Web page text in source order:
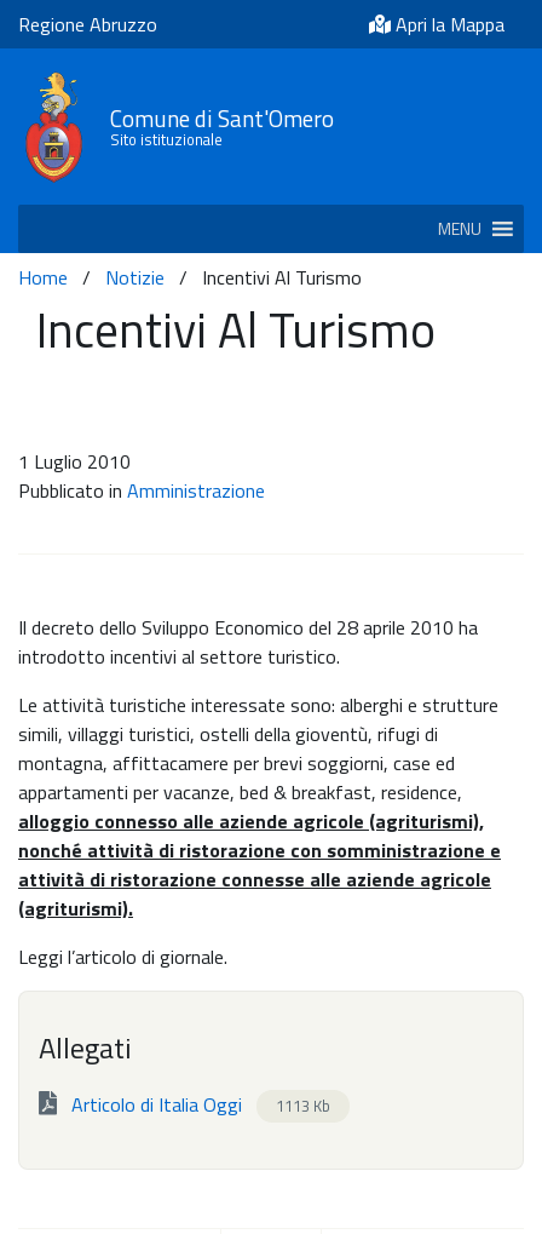
Regione Abruzzo Apri la Mappa
Comune di Sant'Omero
Sito istituzionale
MENU
Home / Notizie / Incentivi Al Turismo
Incentivi Al Turismo
1 Luglio 2010
Pubblicato in Amministrazione
Il decreto dello Sviluppo Economico del 28 aprile 2010 ha
introdotto incentivi al settore turistico.
Le attività turistiche interessate sono: alberghi e strutture
simili, villaggi turistici, ostelli della gioventù, rifugi di
montagna, affittacamere per brevi soggiorni, case ed
appartamenti per vacanze, bed & breakfast, residence,
alloggio connesso alle aziende agricole (agriturismi),
nonché attività di ristorazione con somministrazione e
attività di ristorazione connesse alle aziende agricole
(agriturismi).
Leggi l’articolo di giornale.
Allegati
Articolo di Italia Oggi 1113 Kb